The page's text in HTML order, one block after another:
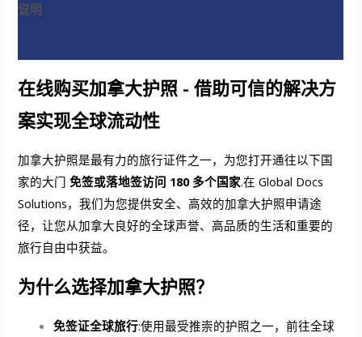
说明
在线购买加拿大护照 - 借助可信的解决方
案实现全球流动性
加拿大护照是最有力的旅行证件之一，为您打开通往以下国
家的大门免签或落地签访问 180 多个国家.在 Global Docs
Solutions，我们为您提供安全、高效的加拿大护照申请途
径，让您从加拿大良好的全球声誉、高品质的生活和重要的
旅行自由中获益。
为什么选择加拿大护照？
免签证全球旅行:使用最受推崇的护照之一，前往全球